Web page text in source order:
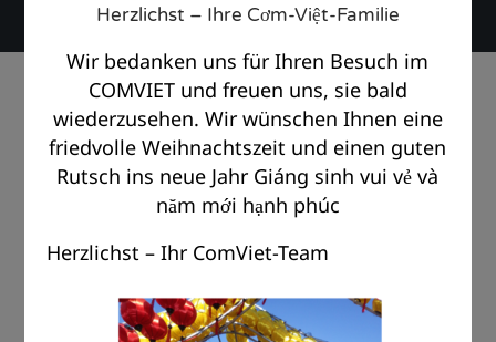
© Copyright Com Viet Berlin 2018 |Impressum|Datenschutz
Herzlichst – Ihre Cơm-Việt-Familie
Wir bedanken uns für Ihren Besuch im
COMVIET und freuen uns, sie bald
wiederzusehen. Wir wünschen Ihnen eine
friedvolle Weihnachtszeit und einen guten
Rutsch ins neue Jahr Giáng sinh vui vẻ và
năm mới hạnh phúc
Herzlichst – Ihr ComViet-Team